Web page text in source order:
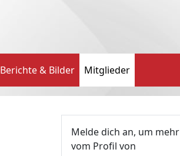
Berichte & Bilder Mitglieder
Melde dich an, um mehr
vom Profil von